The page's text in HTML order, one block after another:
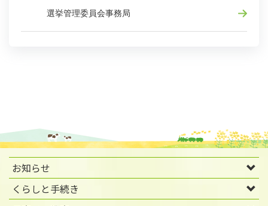
選挙管理委員会事務局
お知らせ
くらしと手続き